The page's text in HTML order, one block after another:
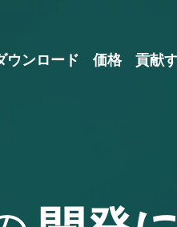
ウンロード 価格 貢献